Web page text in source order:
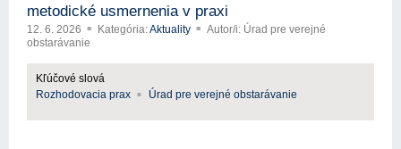
metodické usmernenia v praxi
12. 6. 2026 Kategória:Aktuality
Autor/i: Úrad pre verejné
obstarávanie
Kľúčové slová
Rozhodovacia prax
Úrad pre verejné obstarávanie